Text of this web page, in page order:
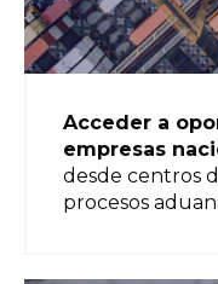
Acceder a
empresas
desde centros
procesos